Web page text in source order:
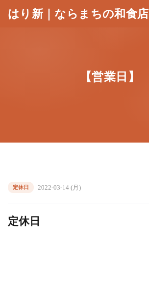
はり新｜ならまちの和食店
【営業日】
定休日 2022-03-14 (月)
定休日